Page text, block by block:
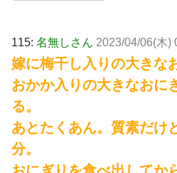
115: 名無しさん 2023/04/06(木)
嫁に梅干し入りの大きな
おかか入りの大きなおに
る。
あとたくあん。質素だけ
分。